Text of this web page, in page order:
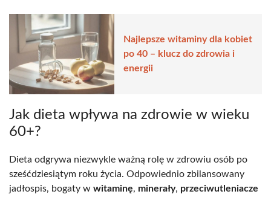
Najlepsze witaminy dla kobiet
po 40 – klucz do zdrowia i
energii
Jak dieta wpływa na zdrowie w wieku
60+?
Dieta odgrywa niezwykle ważną rolę w zdrowiu osób po
sześćdziesiątym roku życia. Odpowiednio zbilansowany
jadłospis, bogaty w witaminę, minerały, przeciwutleniacze